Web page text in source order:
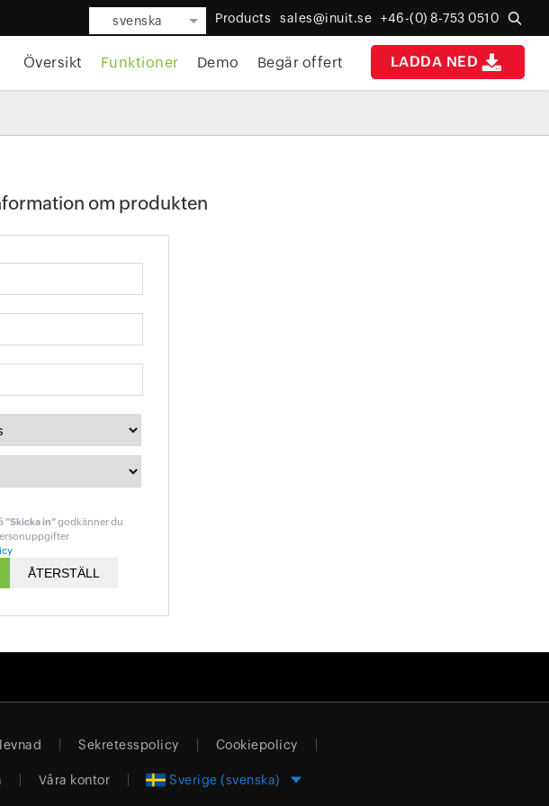
svenska Products sales@inuit.se +46-(0) 8-753 0510
LADDA NED
Översikt Funktioner Demo Begär offert
om produkten
”Skicka in”godkänner du
Sekretesspolicy Cookiepolicy
Våra kontor Sverige (svenska)